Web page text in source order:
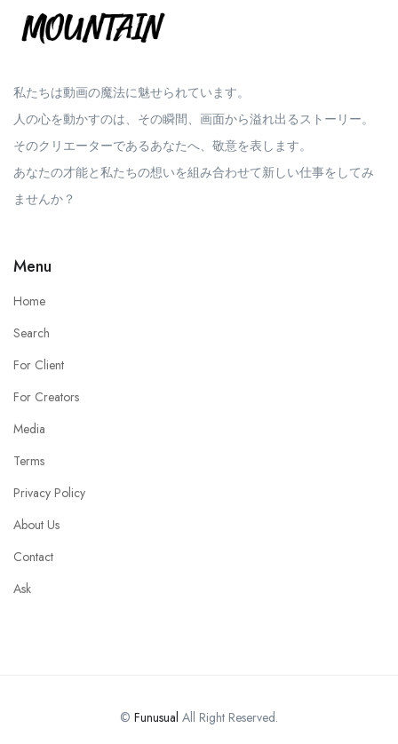
私たちは動画の魔法に魅せられています。
人の心を動かすのは、その瞬間、画面から溢れ出るストーリー。
そのクリエーターであるあなたへ、敬意を表します。
あなたの才能と私たちの想いを組み合わせて新しい仕事をしてみ
ませんか？
Menu
Home
Search
For Client
For Creators
Media
Terms
Privacy Policy
About Us
Contact
Ask
© Funusual All Right Reserved.